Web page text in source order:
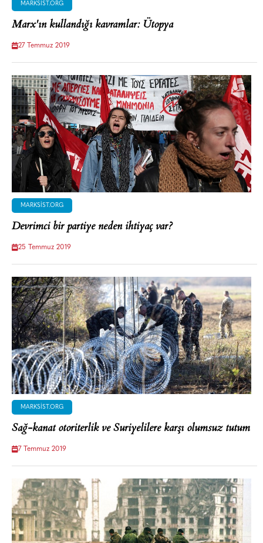
MARKSIST.ORG
Marx'ın kullandığı kavramlar: Ütopya
27 Temmuz 2019
MARKSIST.ORG
Devrimci bir partiye neden ihtiyaç var?
25 Temmuz 2019
MARKSIST.ORG
Sağ-kanat otoriterlik ve Suriyelilere karşı olumsuz tutum
7 Temmuz 2019